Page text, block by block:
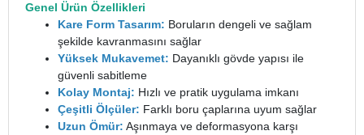
Genel Ürün Özellikleri
Kare Form Tasarım: Boruların dengeli ve sağlam
şekilde kavranmasını sağlar
Yüksek Mukavemet: Dayanıklı gövde yapısı ile
güvenli sabitleme
Kolay Montaj: Hızlı ve pratik uygulama imkanı
Çeşitli Ölçüler: Farklı boru çaplarına uyum sağlar
Uzun Ömür: Aşınmaya ve deformasyona karşı